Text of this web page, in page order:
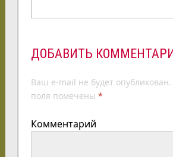
ДОБАВИТЬ
Ваш e-mail не будет опубликован.
поля помечены *
Комментарий